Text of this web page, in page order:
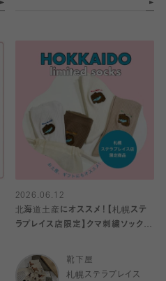
2026.06.12
北海道土産にオススメ！【札幌ステ
ラプレイス店限定】クマ刺繍ソックス
靴下屋
札幌ステラプレイス